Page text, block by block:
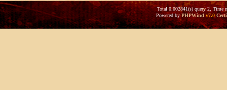
Total 0.002841(s) query 2, Time
Powered byPHPWind v7.0